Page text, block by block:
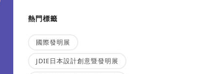
熱門標籤
國際發明展
JDIE日本設計創意暨發明展